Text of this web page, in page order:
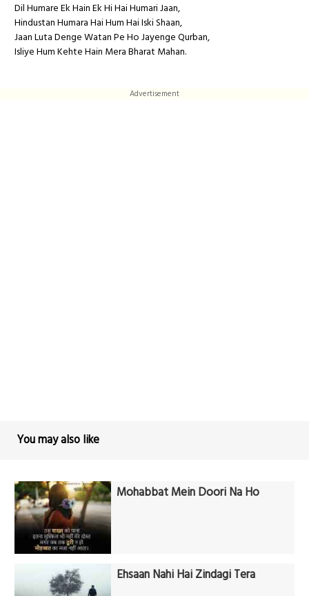
Dil Humare Ek Hain Ek Hi Hai Humari Jaan,
Hindustan Humara Hai Hum Hai Iski Shaan,
Jaan Luta Denge Watan Pe Ho Jayenge Qurban,
Isliye Hum Kehte Hain Mera Bharat Mahan.
Advertisement
You may also like
Mohabbat Mein Doori Na Ho
Ehsaan Nahi Hai Zindagi Tera